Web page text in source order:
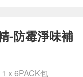
-防霉淨味補
x 6PACK包